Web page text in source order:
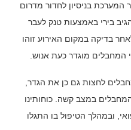
המערכת בניסיון לחדור מדרום
בירי באמצעות טנק לעבר
בדיקה במקום האירוע זוהו
מוגדר כעת אנוש.
לחצות גם כן את הגדר,
במצב קשה. כוחותינו
ובמהלך הטיפול בו התגלו